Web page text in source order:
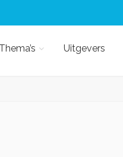
Thema’s Uitgevers